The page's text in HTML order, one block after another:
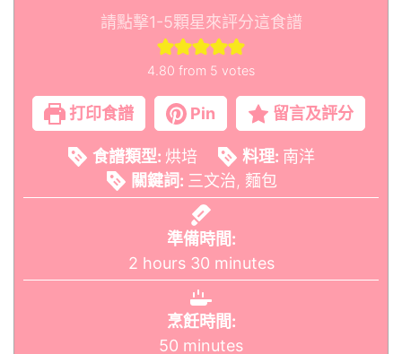
請點擊1-5顆星來評分這食譜
4.80 from 5 votes
打印食譜 Pin 留言及評分
食譜類型: 烘培 料理: 南洋
關鍵詞: 三文治, 麵包
準備時間:
2 hours 30 minutes
烹飪時間:
50 minutes